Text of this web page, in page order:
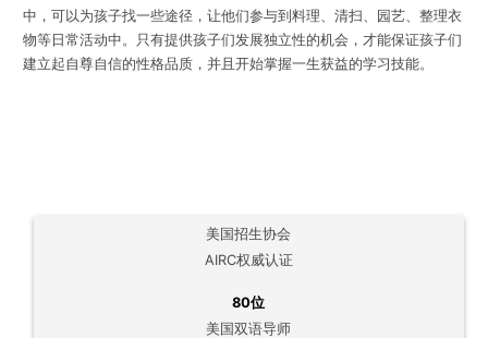
中，可以为孩子找一些途径，让他们参与到料理、清扫、园艺、整理衣
物等日常活动中。只有提供孩子们发展独立性的机会，才能保证孩子们
建立起自尊自信的性格品质，并且开始掌握一生获益的学习技能。
美国招生协会
AIRC权威认证
80位
美国双语导师